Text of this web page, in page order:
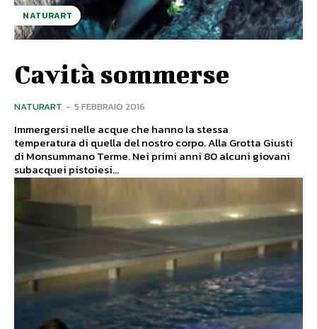
NATURART
Cavità sommerse
NATURART - 5 FEBBRAIO 2016
Immergersi nelle acque che hanno la stessa
temperatura di quella del nostro corpo. Alla Grotta Giusti
di Monsummano Terme. Nei primi anni 80 alcuni giovani
subacquei pistoiesi...